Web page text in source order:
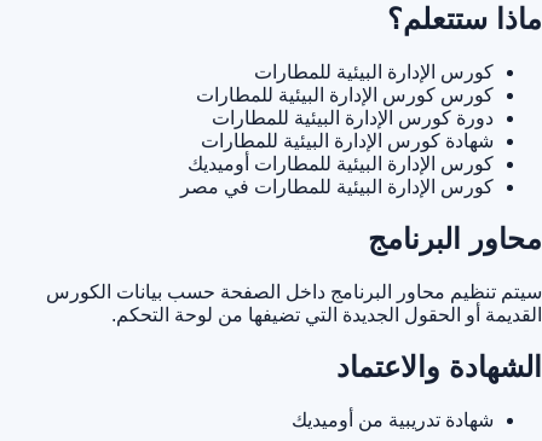
ماذا ستتعلم؟
كورس الإدارة البيئية للمطارات
كورس كورس الإدارة البيئية للمطارات
دورة كورس الإدارة البيئية للمطارات
شهادة كورس الإدارة البيئية للمطارات
كورس الإدارة البيئية للمطارات أوميديك
كورس الإدارة البيئية للمطارات في مصر
محاور البرنامج
سيتم تنظيم محاور البرنامج داخل الصفحة حسب بيانات الكورس
القديمة أو الحقول الجديدة التي تضيفها من لوحة التحكم.
الشهادة والاعتماد
شهادة تدريبية من أوميديك